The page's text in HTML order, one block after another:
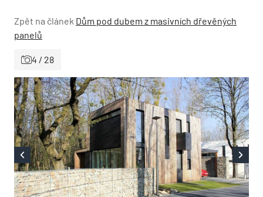
Zpět na článek Dům pod dubem z masivních dřevěných
panelů
4 / 28